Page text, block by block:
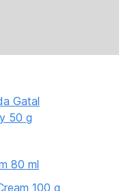
Gatal
50 g
80 ml
100 g